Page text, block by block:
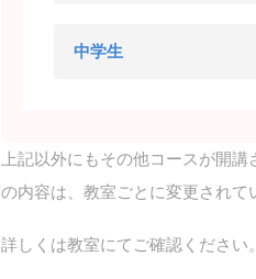
中学生
上記以外にもその他コースが開
の内容は、教室ごとに変更されて
詳しくは教室にてご確認ください。